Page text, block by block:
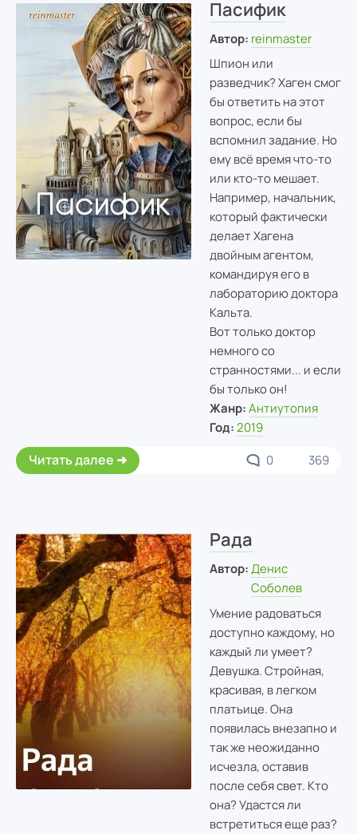
Пасифик
Автор: reinmaster
Шпион или
разведчик? Хаген смог
бы ответить на этот
вопрос, если бы
вспомнил задание. Но
ему всё время что-то
или кто-то мешает.
Например, начальник,
который фактически
делает Хагена
двойным агентом,
командируя его в
лабораторию доктора
Кальта.
Вот только доктор
немного со
странностями... и если
бы только он!
Жанр: Антиутопия
Год: 2019
Читать далее 0 369
Рада
Автор: Денис
Соболев
Умение радоваться
доступно каждому, но
каждый ли умеет?
Девушка. Стройная,
красивая, в легком
платьице. Она
появилась внезапно и
так же неожиданно
исчезла, оставив
после себя свет. Кто
она? Удастся ли
встретиться еще раз?